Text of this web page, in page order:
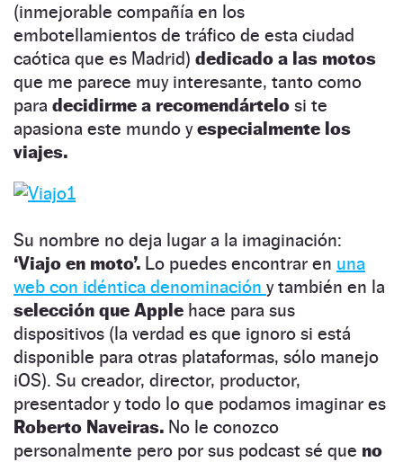
(inmejorable compañía en los
embotellamientos de tráfico de esta ciudad
caótica que es Madrid) dedicado a las motos
que me parece muy interesante, tanto como
para decidirme a recomendártelo si te
apasiona este mundo yespecialmente los
viajes.
Su nombre no deja lugar a la imaginación:
‘Viajo en moto’. Lo puedes encontrar en una
web con idéntica denominación y también en la
selección que Apple hace para sus
dispositivos (la verdad es que ignoro si está
disponible para otras plataformas, sólo manejo
iOS). Su creador, director, productor,
presentador y todo lo que podamos imaginar es
Roberto Naveiras. No le conozco
personalmente pero por sus podcast sé que no